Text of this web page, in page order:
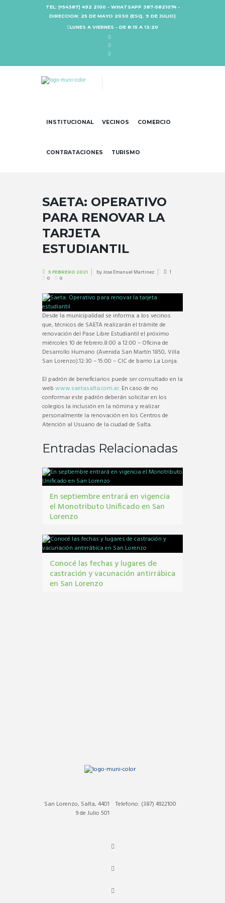
TEL: (+54387) 492 2100 - WHATSAPP 387-5821074 -
DIRECCION: 25 DE MAYO 2030 (ESQ. 9 DE JULIO)
LUNES A VIERNES - DE 8:15 A 13:20
INSTITUCIONAL VECINOS COMERCIO
CONTRATACIONES TURISMO
SAETA: OPERATIVO
PARA RENOVAR LA
TARJETA
ESTUDIANTIL
5 FEBRERO 2021 byJose Emanuel Martinez 1
0 0
Desde la municipalidad se informa a los vecinos
que, técnicos de SAETA realizarán el trámite de
renovación del Pase Libre Estudiantil el próximo
miércoles 10 de febrero.8:00 a 12:00 – Oficina de
Desarrollo Humano (Avenida San Martín 1850, Villa
San Lorenzo).12:30 – 15:00 – CIC de barrio La Lonja.
El padrón de beneficiarios puede ser consultado en la
web www.saetasalta.com.ar. En caso de no
conformar este padrón deberán solicitar en los
colegios la inclusión en la nómina y realizar
personalmente la renovación en los Centros de
Atención al Usuario de la ciudad de Salta.
Entradas Relacionadas
En septiembre entrará en vigencia
el Monotributo Unificado en San
Lorenzo
Unificado
Conocé las fechas y lugares de
castración y vacunación antirrábica
en San Lorenzo
Telefono: (387) 4922100
San Lorenzo, Salta, 4401
9 de Julio 501